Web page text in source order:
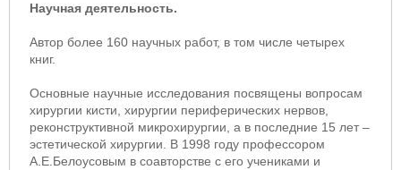
Научная деятельность.
Автор более 160 научных работ, в том числе четырех
книг.
Основные научные исследования посвящены вопросам
хирургии кисти, хирургии периферических нервов,
реконструктивной микрохирургии, а в последние 15 лет –
эстетической хирургии. В 1998 году профессором
А.Е.Белоусовым в соавторстве с его учениками и